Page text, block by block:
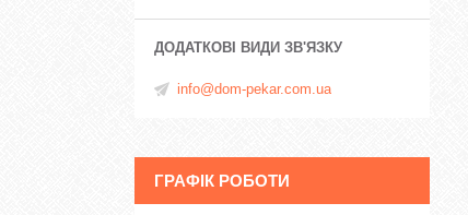
info@dom-pekar.com.ua
ГРАФІК РОБОТИ